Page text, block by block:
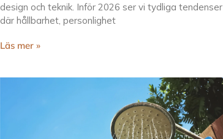
design och teknik. Inför 2026 ser vi tydliga tendenser
där hållbarhet, personlighet
Läs mer »